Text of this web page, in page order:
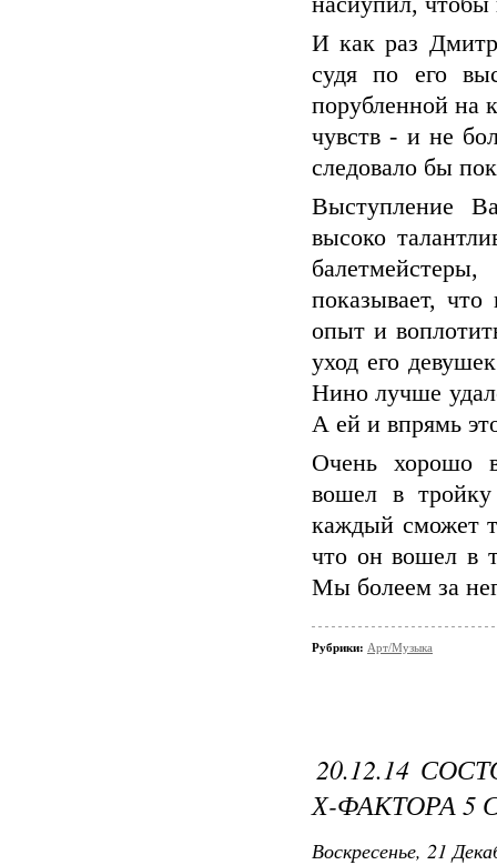
И как раз
судя по его
порубленной на
чувств - и не
следовало бы
Выступление
высоко
показывает,
опыт и
уход его
Нино лучше
А ей и впрямь
Очень хорошо
вошел в
каждый сможет
что он вошел в
Мы болеем за
Рубрики: Арт/Музыка
20.12.14
Х-ФАКТОРА 5
Воскресенье, 21